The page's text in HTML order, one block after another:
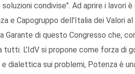
condivise". Ad aprire i
e Capogruppo dell’Italia dei Valori
Garante di questo Congresso che,
L’IdV si propone come forza di
dialettica sui problemi, Potenza è